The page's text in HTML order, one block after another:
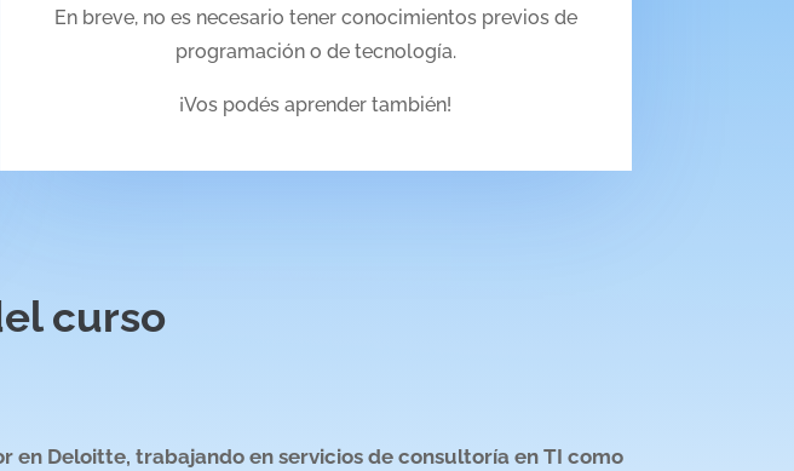
En breve, no es necesario tener conocimientos previos de
programación o de tecnología.
¡Vos podés aprender también!
curso
en Deloitte, trabajando en servicios de consultoría en TI como